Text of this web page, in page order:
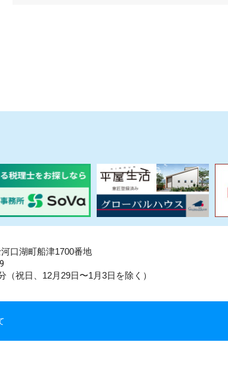
口湖町船津1700番地
祝日、12月29日〜1月3日を除く）